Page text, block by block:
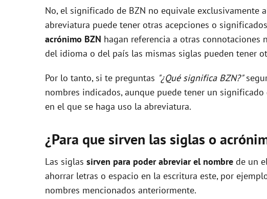
V
i
d
o
No, el significado de BZN no equivale exclusivamente
abreviatura puede tener otras acepciones o
acrónimo BZN hagan referencia a otras
del idioma o del país las mismas siglas pueden tener
Por lo tanto, si te preguntas "¿Qué significa BZN?"
nombres indicados, aunque puede tener un
en el que se haga uso la abreviatura.
¿Para que sirven las siglas o
Las siglas sirven para poder abreviar el nombre de un
ahorrar letras o espacio en la escritura este, por
nombres mencionados anteriormente.